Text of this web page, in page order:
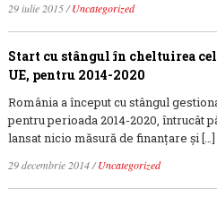
29 iulie 2015/Uncategorized
Start cu stângul în cheltuirea
UE, pentru 2014-2020
România a început cu stângul
pentru perioada 2014-2020, întrucât
lansat nicio măsură de finanţare şi […]
29 decembrie 2014/Uncategorized